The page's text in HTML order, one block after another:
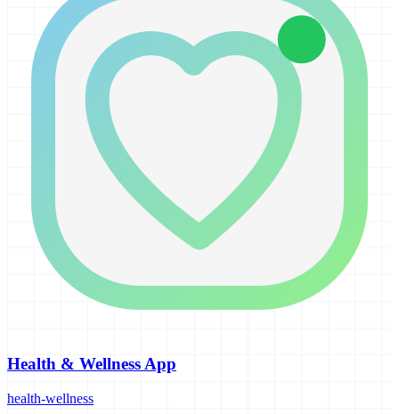
Health & Wellness App
health-wellness